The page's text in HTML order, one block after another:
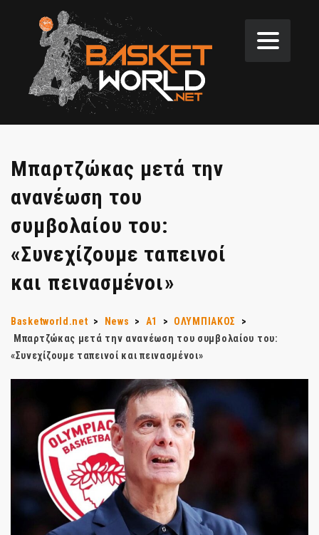
Μπαρτζώκας μετά την
ανανέωση του
συμβολαίου του:
«Συνεχίζουμε ταπεινοί
και πεινασμένοι»
Basketworld.net > News > Α1 > ΟΛΥΜΠΙΑΚΟΣ
>
Μπαρτζώκας μετά την ανανέωση του συμβολαίου του:
«Συνεχίζουμε ταπεινοί και πεινασμένοι»